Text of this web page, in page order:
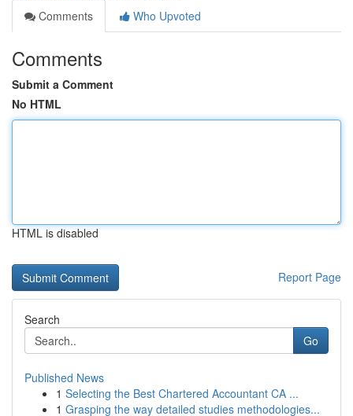
Comments
Who Upvoted
Comments
Submit a Comment
No HTML
HTML is disabled
Report Page
Search
Go
Published News
1 Selecting the Best Chartered Accountant CA ...
1 Grasping the way detailed studies methodologies...